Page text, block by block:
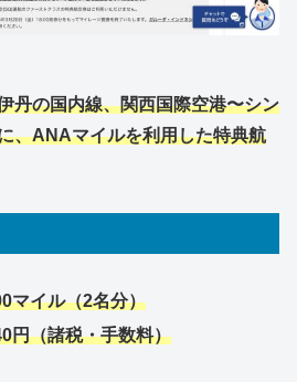
丹の国内線、関西国際空港〜シン
、ANAマイルを利用した特典航
マイル（2名分）
円（諸税・手数料）